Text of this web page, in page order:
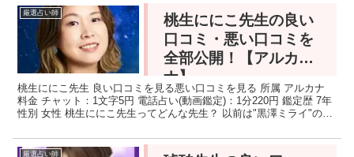
厳選占い師
桃生ににこ先生の良い
口コミ・悪い口コミを
全部公開！【アルカ
ナ】
桃生ににこ先生 良い口コミを見る悪い口コミを見る 所属 アルカナ
料金 チャット：1文字5円 電話占い(動画鑑定)：1分220円 鑑定歴 7年
性別 女性 桃生ににこ先生ってどんな先生？ 以前は"黒澤ミライ"の名
厳選占い師